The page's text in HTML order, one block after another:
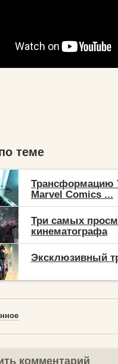
теме
Трансформацию
Marvel Comics ...
Три самых
кинематографа
Эксклюзивный
комментарий